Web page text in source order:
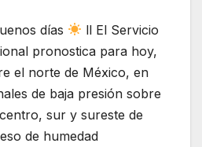
días
ll El Servicio
pronostica para hoy,
el norte de México, en
de baja presión sobre
sur y sureste de
de humedad